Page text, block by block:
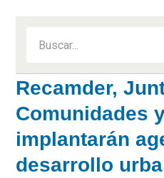
Recamder,
Comunidades
implantarán
desarrollo